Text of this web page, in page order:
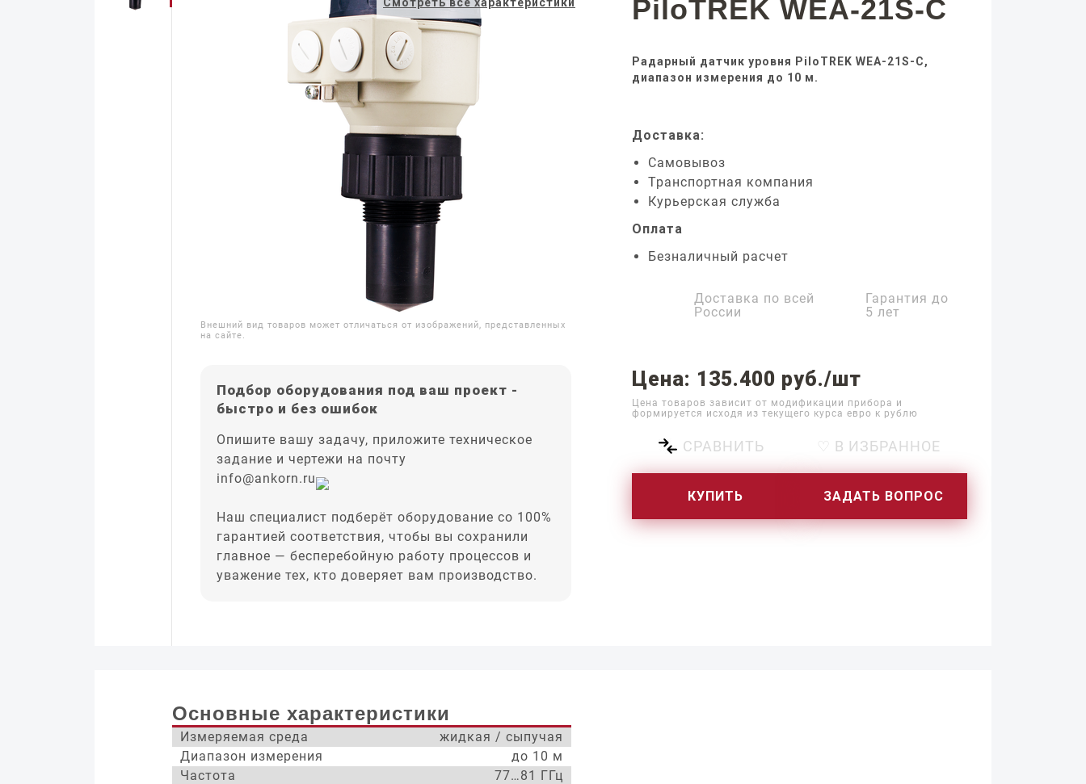
Внешний вид товаров может отличаться от изображений, представленных
на сайте.
Подбор оборудования под ваш проект -
быстро и без ошибок
Опишите вашу задачу, приложите техническое
задание и чертежи на почту
info@ankorn.ru
Наш специалист подберёт оборудование со 100%
гарантией соответствия, чтобы вы сохранили
главное — бесперебойную работу процессов и
уважение тех, кто доверяет вам производство.
PiloTREK WEA-21S-C
Радарный датчик уровня PiloTREK WEA-21S-C,
диапазон измерения до 10 м.
Доставка:
Самовывоз
Транспортная компания
Курьерская служба
Оплата
Безналичный расчет
Доставка по всей
России
Гарантия до
5 лет
Цена: 135.400 руб./шт
Цена товаров зависит от модификации прибора и
формируется исходя из текущего курса евро к рублю
СРАВНИТЬ ♡ В ИЗБРАННОЕ
КУПИТЬ ЗАДАТЬ ВОПРОС
Основные характеристики
Измеряемая среда
жидкая / сыпучая
Диапазон измерения
до 10 м
Частота
77…81 ГГц